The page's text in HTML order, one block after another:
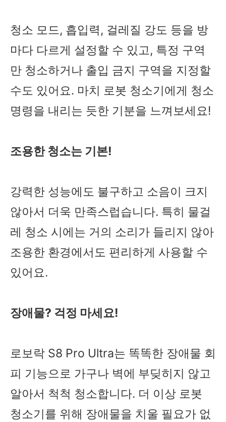
청소 모드, 흡입력, 걸레질 강도 등을 방
마다 다르게 설정할 수 있고, 특정 구역
만 청소하거나 출입 금지 구역을 지정할
수도 있어요. 마치 로봇 청소기에게 청소
명령을 내리는 듯한 기분을 느껴보세요!
조용한 청소는 기본!
강력한 성능에도 불구하고 소음이 크지
않아서 더욱 만족스럽습니다. 특히 물걸
레 청소 시에는 거의 소리가 들리지 않아
조용한 환경에서도 편리하게 사용할 수
있어요.
장애물? 걱정 마세요!
로보락 S8 Pro Ultra는 똑똑한 장애물 회
피 기능으로 가구나 벽에 부딪히지 않고
알아서 척척 청소합니다. 더 이상 로봇
청소기를 위해 장애물을 치울 필요가 없